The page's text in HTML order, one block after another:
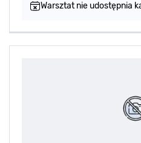
Warsztat nie udostępnia